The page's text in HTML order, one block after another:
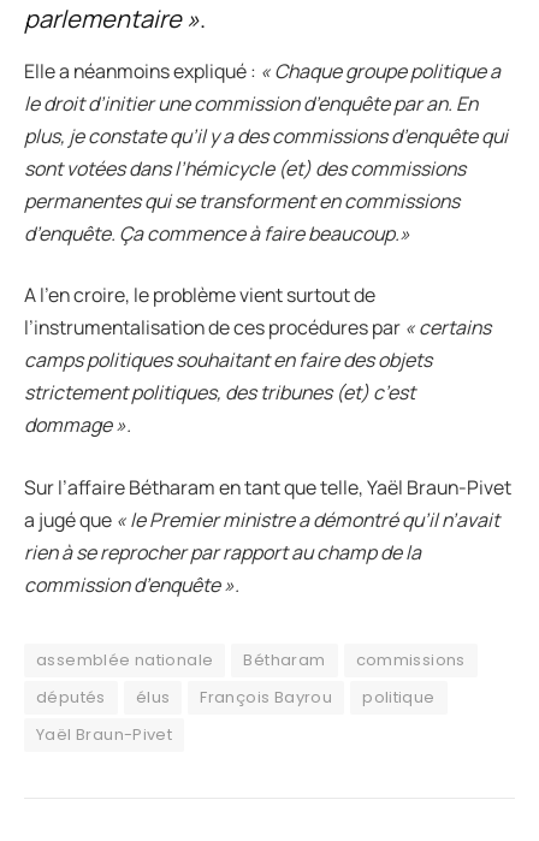
parlementaire ».
Elle a néanmoins expliqué : « Chaque groupe politique a
le droit d’initier une commission d’enquête par an. En
plus, je constate qu’il y a des commissions d’enquête qui
sont votées dans l’hémicycle (et) des commissions
permanentes qui se transforment en commissions
d’enquête. Ça commence à faire beaucoup.»
A l’en croire, le problème vient surtout de
l’instrumentalisation de ces procédures par « certains
camps politiques souhaitant en faire des objets
strictement politiques, des tribunes (et) c’est
dommage ».
Sur l’affaire Bétharam en tant que telle, Yaël Braun-Pivet
a jugé que « le Premier ministre a démontré qu’il n’avait
rien à se reprocher par rapport au champ de la
commission d’enquête ».
assemblée nationale Bétharam
commissions
députés
élus François Bayrou
politique
Yaël Braun-Pivet